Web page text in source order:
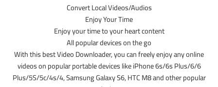
Convert Local Videos/Audios
Enjoy Your Time
Enjoy your time to your heart content
All popular devices on the go
With this best Video Downloader, you can freely enjoy any online
videos on popular portable devices like iPhone 6s/6s Plus/6/6
Plus/5S/5c/4s/4, Samsung Galaxy S6, HTC M8 and other popular